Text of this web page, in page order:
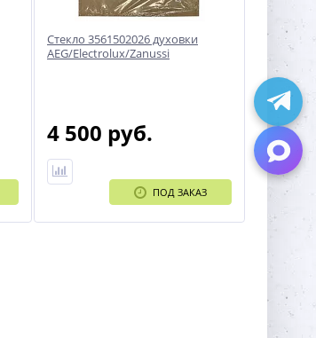
Стекло 3561502026 духовки
AEG/Electrolux/Zanussi
4 500 руб.
ПОД ЗАКАЗ